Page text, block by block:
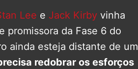
Lee e Jack Kirby vinha
promissora da Fase 6 do
ainda esteja distante de um
redobrar os esforços